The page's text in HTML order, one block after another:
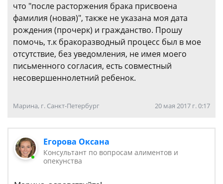
что "после расторжения брака присвоена
фамилия (новая)", также не указана моя дата
рождения (прочерк) и гражданство. Прошу
помочь, т.к бракоразводный процесс был в мое
отсутствие, без уведомления, не имея моего
письменного согласия, есть совместный
несовершеннолетний ребенок.
Марина, г. Санкт-Петербург 20 мая 2017 г. 0:17
Егорова Оксана
Консультант по вопросам алиментов и
опекунства